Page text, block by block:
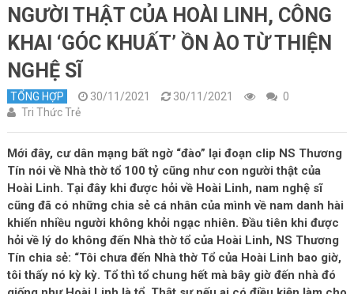
NGƯỜI THẬT CỦA HOÀI LINH, CÔNG
KHAI ‘GÓC KHUẤT’ ỒN ÀO TỪ THIỆN
NGHỆ SĨ
TỔNG HỢP 30/11/2021 30/11/2021
0
Tri Thức Trẻ
Mới đây, cư dân mạng bất ngờ “đào” lại đoạn clip NS Thương
Tín nói về Nhà thờ tổ 100 tỷ cũng như con người thật của
Hoài Linh. Tại đây khi được hỏi về Hoài Linh, nam nghệ sĩ
cũng đã có những chia sẻ cá nhân của mình về nam danh hài
khiến nhiều người không khỏi ngạc nhiên. Đầu tiên khi được
hỏi về lý do không đến Nhà thờ tổ của Hoài Linh, NS Thương
Tín chia sẻ: “Tôi chưa đến Nhà thờ Tổ của Hoài Linh bao giờ,
tôi thấy nó kỳ kỳ. Tổ thì tổ chung hết mà bây giờ đến nhà đó